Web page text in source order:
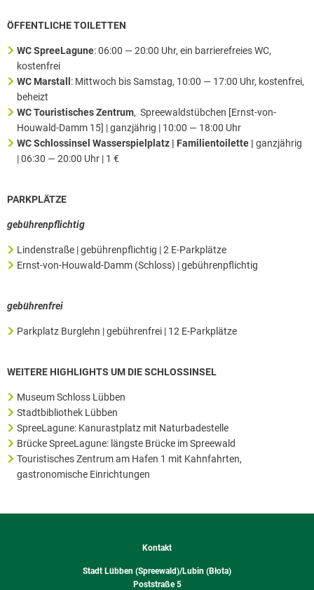
ÖFFENTLICHE TOILETTEN
WC SpreeLagune: 06:00 — 20:00 Uhr, ein barrierefreies WC,
kostenfrei
WC Marstall: Mittwoch bis Samstag, 10:00 — 17:00 Uhr, kostenfrei,
beheizt
WC Touristisches Zentrum, Spreewaldstübchen [Ernst-von-
Houwald-Damm 15] | ganzjährig | 10:00 — 18:00 Uhr
WC Schlossinsel Wasserspielplatz | Familientoilette | ganzjährig
| 06:30 — 20:00 Uhr | 1 €
PARKPLÄTZE
gebührenpflichtig
Lindenstraße | gebührenpflichtig | 2 E-Parkplätze
Ernst-von-Houwald-Damm (Schloss) | gebührenpflichtig
gebührenfrei
Parkplatz Burglehn | gebührenfrei | 12 E-Parkplätze
WEITERE HIGHLIGHTS UM DIE SCHLOSSINSEL
Museum Schloss Lübben
Stadtbibliothek Lübben
SpreeLagune: Kanurastplatz mit Naturbadestelle
Brücke SpreeLagune: längste Brücke im Spreewald
Touristisches Zentrum am Hafen 1 mit Kahnfahrten,
gastronomische Einrichtungen
Kontakt
Stadt Lübben (Spreewald)/Lubin (Błota)
Poststraße 5